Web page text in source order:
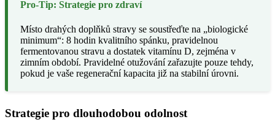
Pro-Tip: Strategie pro zdraví
Místo drahých doplňků stravy se soustřeďte na „biologické
minimum“: 8 hodin kvalitního spánku, pravidelnou
fermentovanou stravu a dostatek vitamínu D, zejména v
zimním období. Pravidelné otužování zařazujte pouze tehdy,
pokud je vaše regenerační kapacita již na stabilní úrovni.
Strategie pro dlouhodobou odolnost